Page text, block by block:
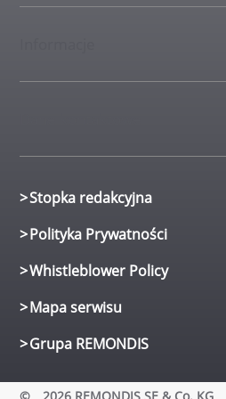
Stopka redakcyjna
Polityka Prywatności
Whistleblower Policy
Mapa serwisu
Grupa REMONDIS